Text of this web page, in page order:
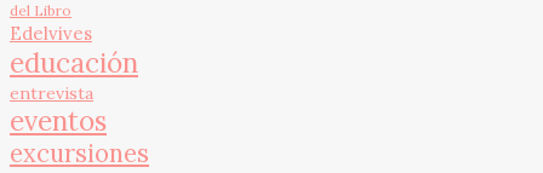
del Libro
Edelvives
educación
entrevista
eventos
excursiones